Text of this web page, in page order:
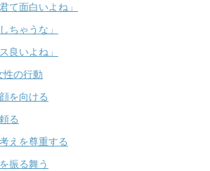
て面白いよね」
ちゃうな」
良いよね」
性の行動
を向ける
る
えを尊重する
振る舞う